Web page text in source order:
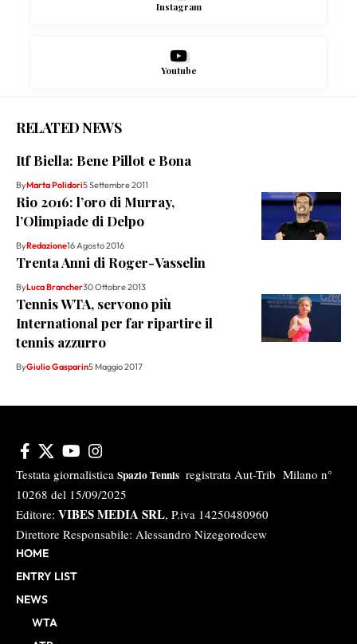
Instagram
Youtube
RELATED NEWS
Itf Biella: Bene Pillot e Bona
ByMarta Polidori5 Settembre 2011
Rio 2016: l’oro di Murray,
l’Olimpiade di Delpo
ByRedazione16 Agosto 2016
Trenta Anni di Roger-Vasselin
ByLuca Brancher30 Ottobre 2013
Tennis WTA, servono più
International per far ripartire il
tennis azzurro
ByGiulio Gasparin5 Maggio 2017
Testata giornalistica Spazio Tennis registrata Aut-Trib Milano n°
10268 del 15/09/2025
Editore: VIBES MEDIA SRL, P.iva 14250480960
Direttore Responsabile: Alessandro Nizegorodcew
HOME
ENTRY LIST
NEWS
WTA